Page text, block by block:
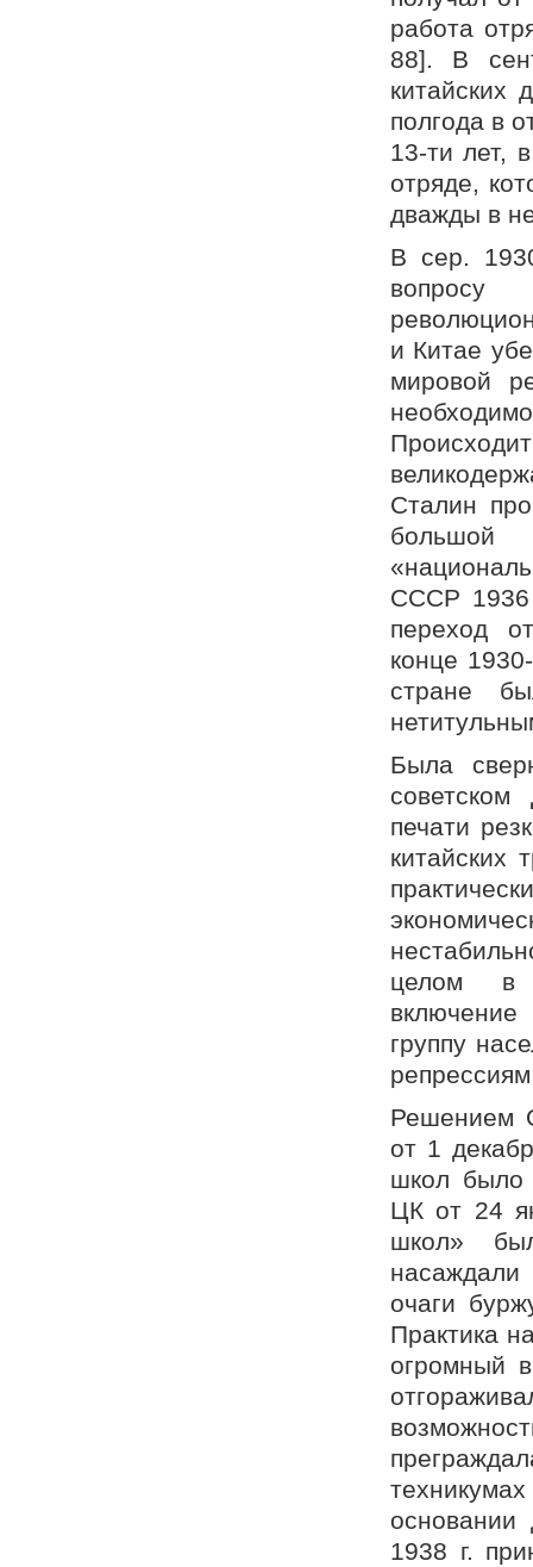
работа
88]. В
китайских
полгода в
13-ти лет,
отряде,
дважды в
В сер.
вопросу
и Китае
мировой
Сталин
большой
СССР 1936
переход
конце
стране
Была
печати
китайских
целом в
группу
Решением
от 1
школ было
ЦК от 24
школ»
очаги
Практика
огромный
1938 г.